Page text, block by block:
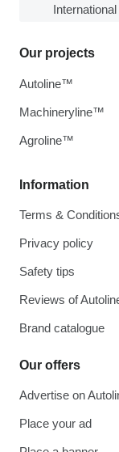
Information
Terms &
Privacy policy
Safety tips
Reviews of
Brand catalogue
Our offers
Advertise on
Place your ad
Our projects
Autoline™
Machineryline™
Agroline™